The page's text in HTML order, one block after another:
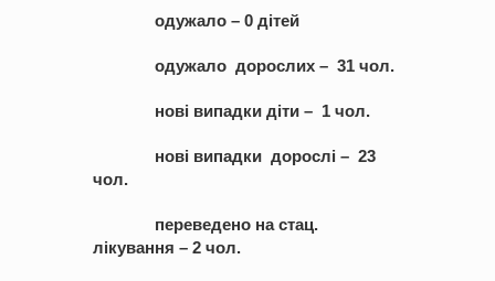
одужало – 0 дітей
одужало дорослих – 31 чол.
нові випадки діти – 1 чол.
нові випадки дорослі – 23
чол.
переведено на стац.
лікування – 2 чол.